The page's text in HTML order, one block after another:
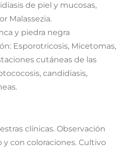
de piel y mucosas,
Malassezia.
y piedra negra
Esporotricosis, Micetomas,
cutáneas de las
candidiasis,
clínicas. Observación
con coloraciones. Cultivo